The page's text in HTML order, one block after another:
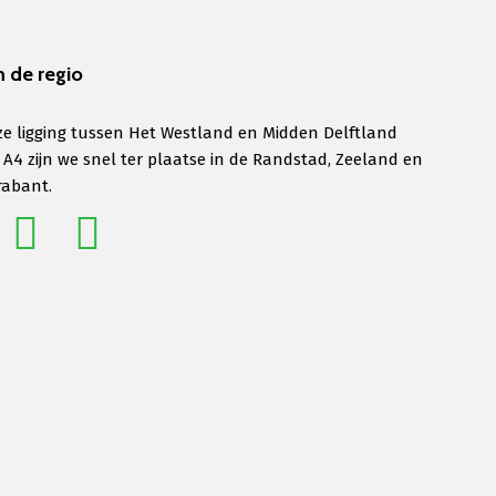
de regio
ligging tussen Het Westland en Midden Delftland
zijn we snel ter plaatse in de Randstad, Zeeland en